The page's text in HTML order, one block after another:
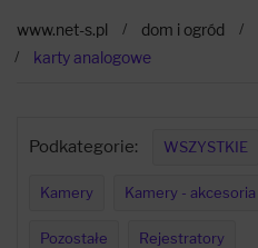
www.net-s.pl dom i ogród
karty analogowe
Podkategorie: WSZYSTKIE
Kamery Kamery - akcesoria
Pozostałe Rejestratory